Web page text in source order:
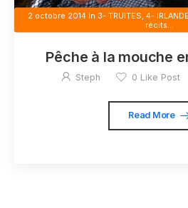
2 octobre 2014 in 3- TRUITES 4- IRLANDE
récits...
Pêche à la mouche
Steph 0 Like Post
Read More